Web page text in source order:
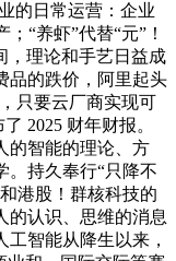
的日常运营：企业
“养虾”代替“元”！
，理论和手艺日益成
品的跌价，阿里起头
只要云厂商实现可
2025 财年财报。
的智能的理论、方
。持久奉行“只降不
港股！群核科技的
的认识、思维的消息
智能从降生以来，